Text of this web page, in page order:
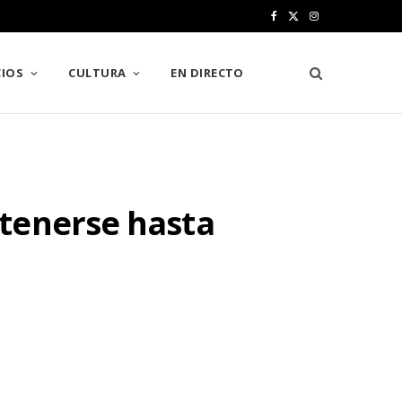
e w
I
s
t
CULTURA EN DIRECTO
hasta